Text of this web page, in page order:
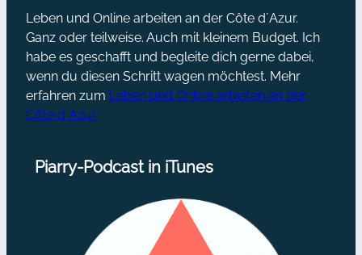
Leben und Online arbeiten an der Côte d´Azur.
Ganz oder teilweise. Auch mit kleinem Budget. Ich
habe es geschafft und begleite dich gerne dabei,
wenn du diesen Schritt wagen möchtest. Mehr
erfahren zum Leben und Online arbeiten an der
Côte d´Azur
Piarry-Podcast in iTunes